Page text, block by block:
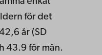
för det
år (SD
43.9 för män.